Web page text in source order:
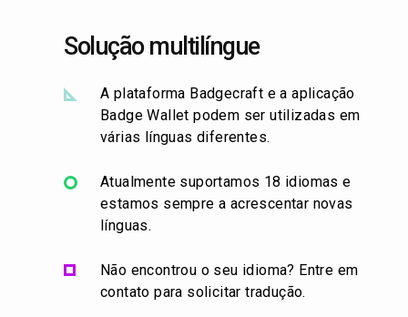
Solução multilíngue
A plataforma Badgecraft e a aplicação
Badge Wallet podem ser utilizadas em
várias línguas diferentes.
Atualmente suportamos 18 idiomas e
estamos sempre a acrescentar novas
línguas.
Não encontrou o seu idioma? Entre em
contato para solicitar tradução.